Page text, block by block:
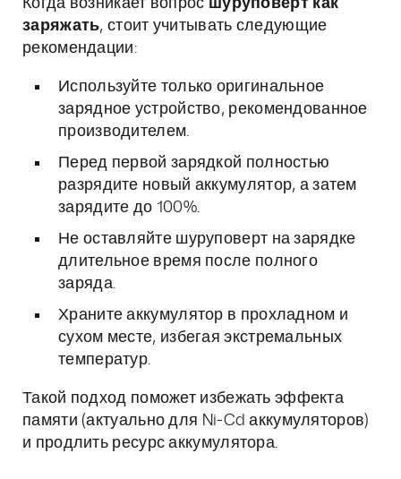
Когда возникает вопрос шуруповерт как
заряжать, стоит учитывать следующие
рекомендации:
Используйте только оригинальное
зарядное устройство, рекомендованное
производителем.
Перед первой зарядкой полностью
разрядите новый аккумулятор, а затем
зарядите до 100%.
Не оставляйте шуруповерт на зарядке
длительное время после полного
заряда.
Храните аккумулятор в прохладном и
сухом месте, избегая экстремальных
температур.
Такой подход поможет избежать эффекта
памяти (актуально для Ni-Cd аккумуляторов)
и продлить ресурс аккумулятора.